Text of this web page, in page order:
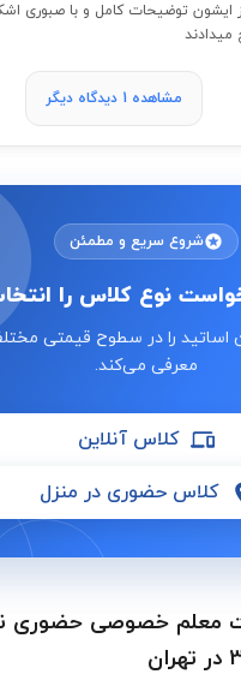
ایشون توضیحات کامل و با صبوری
میدادند
مشاهده 1 دیدگاه دیگر
شروع سریع و مطمئن
نوع کلاس را
اساتید را در سطوح قیمتی
معرفی می‌کند.
کلاس آنلاین
کلاس حضوری در منزل
معلم خصوصی حضوری